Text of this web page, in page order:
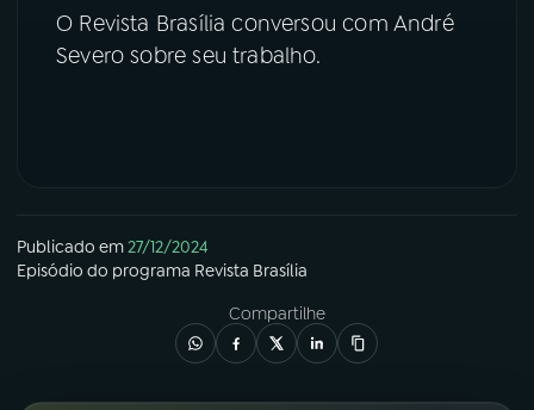
ACOMPANHE A RÁDIO NACIONAL
YouTube Facebook
O Revista Brasília conversou com André
Severo sobre seu trabalho.
Publicado em27/12/2024
Episódio do programa Revista Brasília
Compartilhe